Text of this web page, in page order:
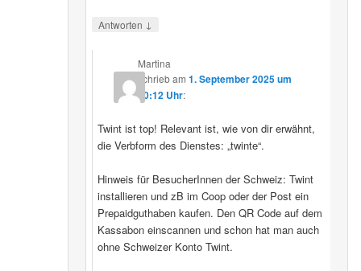
Antworten ↓
Martina
schriebam1. September 2025 um
20:12 Uhr:
Twint ist top! Relevant ist, wie von dir erwähnt,
die Verbform des Dienstes: „twinte“.
Hinweis für BesucherInnen der Schweiz: Twint
installieren und zB im Coop oder der Post ein
Prepaidguthaben kaufen. Den QR Code auf dem
Kassabon einscannen und schon hat man auch
ohne Schweizer Konto Twint.